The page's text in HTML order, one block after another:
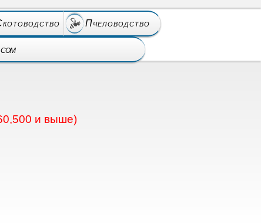
Пчеловодство
и выше)